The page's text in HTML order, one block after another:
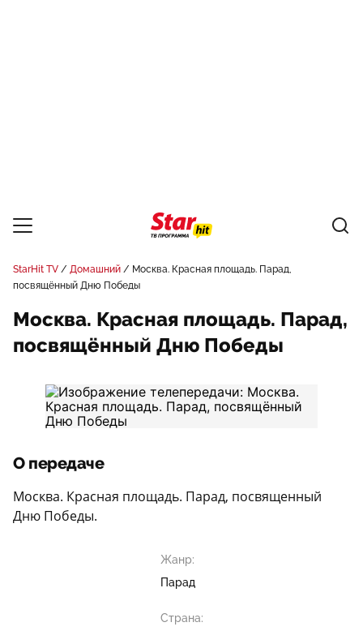
StarHit TV Домашний
Москва. Красная площадь. Парад,
посвящённый Дню Победы
Москва. Красная площадь. Парад,
посвящённый Дню Победы
О передаче
Москва. Красная площадь. Парад, посвященный
Дню Победы.
Жанр:
Парад
Страна: